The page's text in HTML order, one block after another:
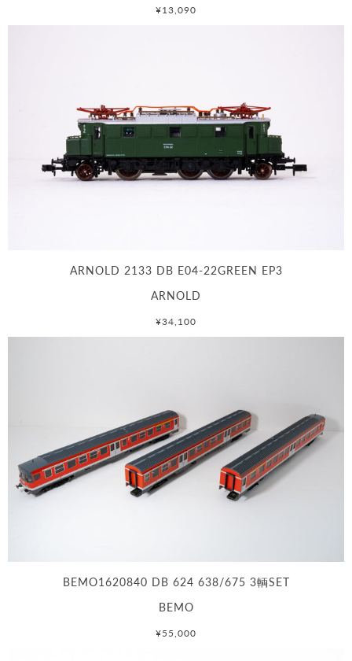
¥13,090
ARNOLD 2133 DB E04-22GREEN EP3
ARNOLD
¥34,100
BEMO1620840 DB 624 638/675 3輌SET
BEMO
¥55,000